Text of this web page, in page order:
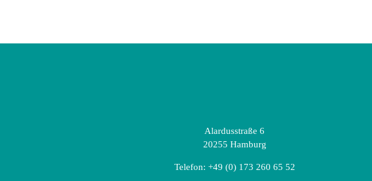
Alardusstraße 6
20255 Hamburg
Telefon: +49 (0) 173 260 65 52